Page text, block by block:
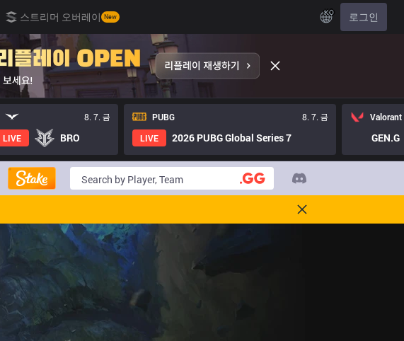
스트리머 오버레이 New KO 로그인
8. 7. 금
LIVE BRO
PUBG
8. 7. 금
LIVE
2026 PUBG Global Series 7
Valorant
GEN.G